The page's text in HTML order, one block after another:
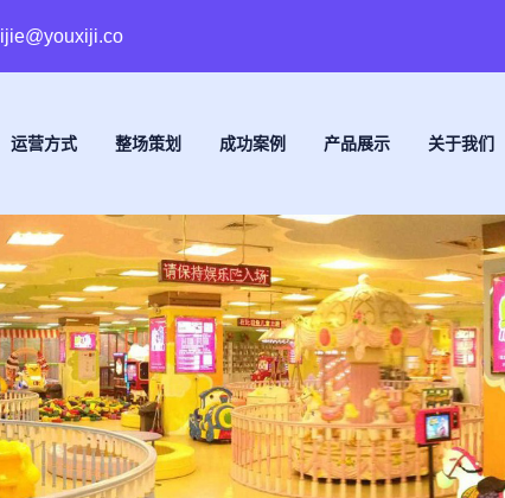
lijie@youxiji.co
运营方式 整场策划 成功案例 产品展示 关于我们